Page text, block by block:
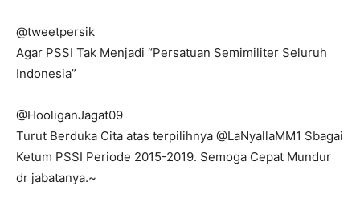
@tweetpersik
Agar PSSI Tak Menjadi “Persatuan Semimiliter Seluruh
Indonesia”
@HooliganJagat09
Turut Berduka Cita atas terpilihnya @LaNyallaMM1 Sbagai
Ketum PSSI Periode 2015-2019. Semoga Cepat Mundur
dr jabatanya.~